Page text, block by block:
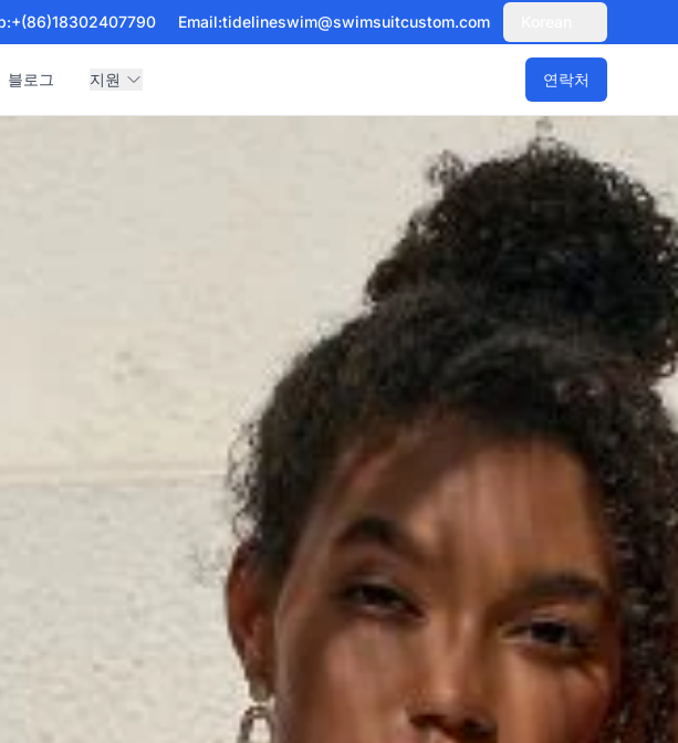
+(86)18302407790 Email:tidelineswim@swimsuitcustom.com
블로그 지원 연락처